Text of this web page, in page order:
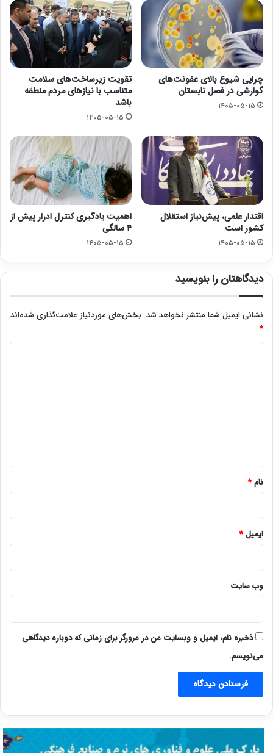
چرایی شیوع بالای عفونت‌های
گوارشی در فصل تابستان
۱۴۰۵-۰۵-۱۵
تقویت زیرساخت‌های سلامت
متناسب با نیازهای مردم منطقه
باشد
۱۴۰۵-۰۵-۱۵
اقتدار علمی، پیش‌نیاز استقلال
کشور است
۱۴۰۵-۰۵-۱۵
اهمیت یادگیری کنترل ادرار پیش از
۴ سالگی
۱۴۰۵-۰۵-۱۵
دیدگاهتان را بنویسید
نشانی ایمیل شما منتشر نخواهد شد. بخش‌های موردنیاز علامت‌گذاری شده‌اند
*
نام*
ایمیل*
وب‌ سایت
ذخیره نام، ایمیل و وبسایت من در مرورگر برای زمانی که دوباره دیدگاهی
می‌نویسم.